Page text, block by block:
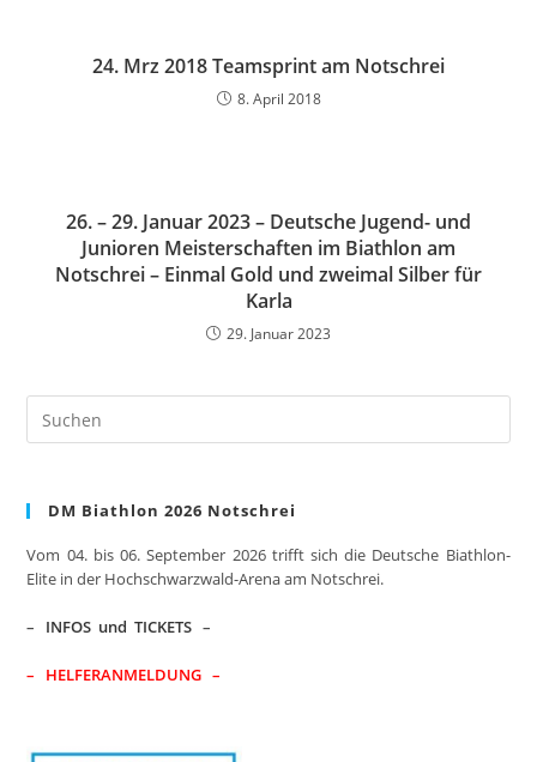
24. Mrz 2018 Teamsprint am Notschrei
8. April 2018
26. – 29. Januar 2023 – Deutsche Jugend- und
Junioren Meisterschaften im Biathlon am
Notschrei – Einmal Gold und zweimal Silber für
Karla
29. Januar 2023
DM Biathlon 2026 Notschrei
Vom 04. bis 06. September 2026 trifft sich die Deutsche Biathlon-
Elite in der Hochschwarzwald-Arena am Notschrei.
– INFOS und TICKETS –
– HELFERANMELDUNG –